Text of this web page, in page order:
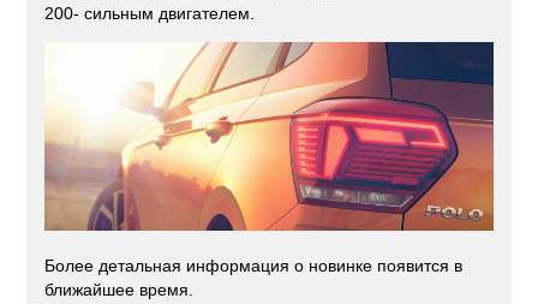
200- сильным двигателем.
Более детальная информация о новинке появится в
ближайшее время.